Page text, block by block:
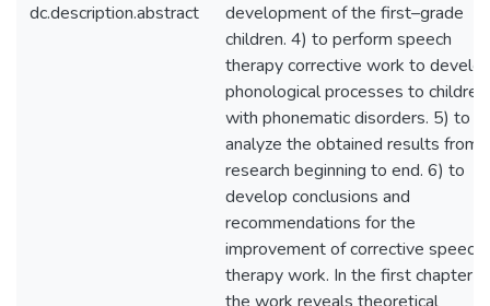
dc.description.abstract
development of the first–grade
children. 4) to perform speech
therapy corrective work to
phonological processes to children
with phonematic disorders. 5) to
analyze the obtained results from
research beginning to end. 6) to
develop conclusions and
recommendations for the
improvement of corrective speech
therapy work. In the first chapter